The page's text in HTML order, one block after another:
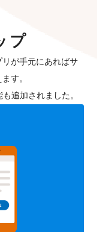
プ
が手元にあればサ
す。
追加されました。